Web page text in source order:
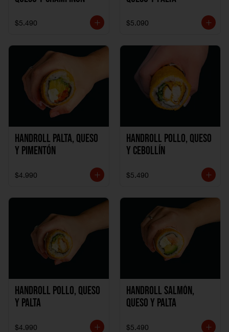
$5.490 $5.090
Handroll Palta, Queso
y Pimentón
$4.990
Handroll Pollo, Queso
y Cebollín
$5.490
Handroll Pollo, Queso
y Palta
$4.990
Handroll Salmón,
Queso y Palta
$5.490